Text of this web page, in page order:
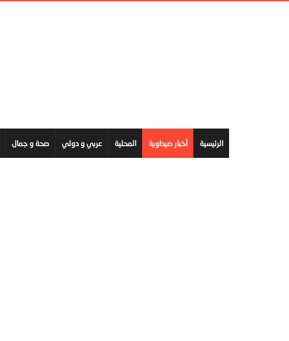
الرئيسية أخبار صيداوية المحلية عربي و دولي صحة و جمال